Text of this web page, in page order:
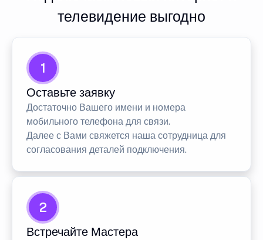
телевидение выгодно
1
Оставьте заявку
Достаточно Вашего имени и номера
мобильного телефона для связи.
Далее с Вами свяжется наша сотрудница для
согласования деталей подключения.
2
Встречайте Мастера